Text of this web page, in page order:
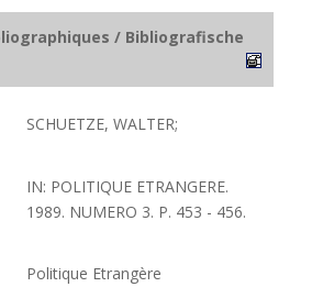
/ Bibliografische
SCHUETZE, WALTER;
IN: POLITIQUE ETRANGERE.
1989. NUMERO 3. P. 453 - 456.
Politique Etrangère